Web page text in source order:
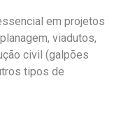
em projetos
viadutos,
civil (galpões
tipos de